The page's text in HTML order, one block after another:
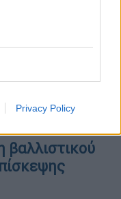
Privacy Policy
βαλλιστικού